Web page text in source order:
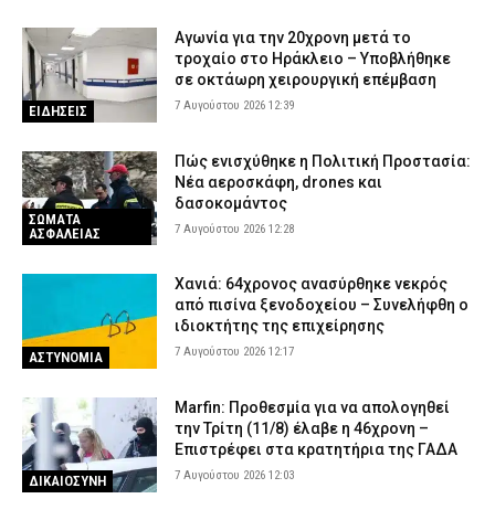
ΕΙΔΗΣΕΙΣ
Αγωνία για την 20χρονη μετά το
τροχαίο στο Ηράκλειο – Υποβλήθηκε
σε οκτάωρη χειρουργική επέμβαση
7 Αυγούστου 2026 12:39
ΣΩΜΑΤΑ
ΑΣΦΑΛΕΙΑΣ
Πώς ενισχύθηκε η Πολιτική Προστασία:
Νέα αεροσκάφη, drones και
δασοκομάντος
7 Αυγούστου 2026 12:28
ΑΣΤΥΝΟΜΙΑ
Χανιά: 64χρονος ανασύρθηκε νεκρός
από πισίνα ξενοδοχείου – Συνελήφθη ο
ιδιοκτήτης της επιχείρησης
7 Αυγούστου 2026 12:17
ΔΙΚΑΙΟΣΥΝΗ
Marfin: Προθεσμία για να απολογηθεί
την Τρίτη (11/8) έλαβε η 46χρονη –
Επιστρέφει στα κρατητήρια της ΓΑΔΑ
7 Αυγούστου 2026 12:03